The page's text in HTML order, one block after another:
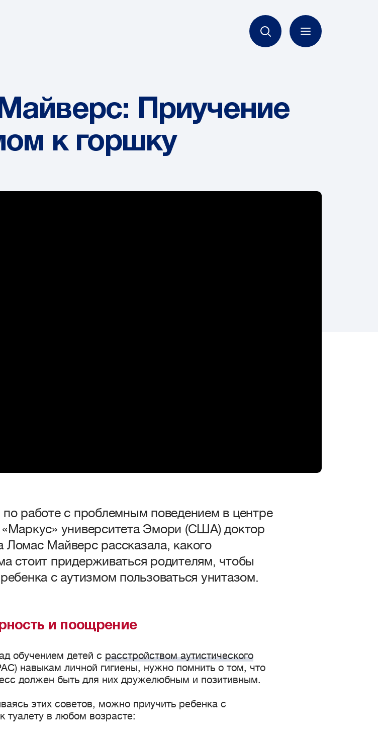
Приучение
к горшку
по работе с проблемным поведением в центре
«Маркус» университета Эмори (США) доктор
Майверс рассказала, какого
стоит придерживаться родителям, чтобы
с аутизмом пользоваться унитазом.
и поощрение
обучением детей с расстройством аутистического
навыкам личной гигиены, нужно помнить о том, что
должен быть для них дружелюбным и позитивным.
этих советов, можно приучить ребенка с
туалету в любом возрасте: